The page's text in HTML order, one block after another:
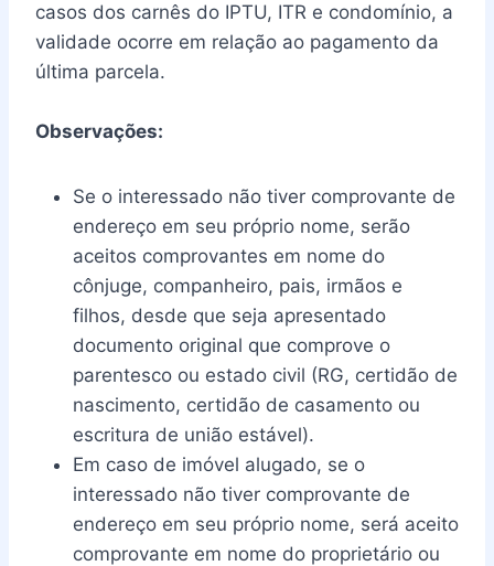
casos dos carnês do IPTU, ITR e condomínio, a
validade ocorre em relação ao pagamento da
última parcela.
Observações:
Se o interessado não tiver comprovante de
endereço em seu próprio nome, serão
aceitos comprovantes em nome do
cônjuge, companheiro, pais, irmãos e
filhos, desde que seja apresentado
documento original que comprove o
parentesco ou estado civil (RG, certidão de
nascimento, certidão de casamento ou
escritura de união estável).
Em caso de imóvel alugado, se o
interessado não tiver comprovante de
endereço em seu próprio nome, será aceito
comprovante em nome do proprietário ou